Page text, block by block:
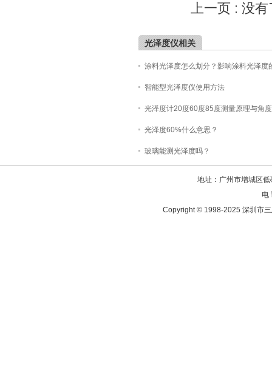
上一页 : 没
光泽度仪相关
涂料光泽度怎么划分？影响涂料光泽度
智能型光泽度仪使用方法
光泽度计20度60度85度测量原理与角
光泽度60%什么意思？
玻璃能测光泽度吗？
地址：广州市增城区
电
Copyright © 1998-2025 深圳市